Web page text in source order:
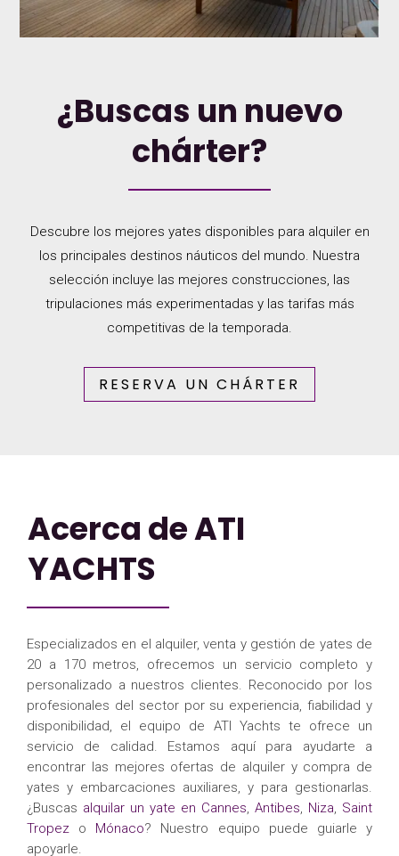
¿Buscas un nuevo
chárter?
Descubre los mejores yates disponibles para alquiler en
los principales destinos náuticos del mundo. Nuestra
selección incluye las mejores construcciones, las
tripulaciones más experimentadas y las tarifas más
competitivas de la temporada.
RESERVA UN CHÁRTER
Acerca de ATI
YACHTS
Especializados en el alquiler, venta y gestión de yates de
20 a 170 metros, ofrecemos un servicio completo y
personalizado a nuestros clientes. Reconocido por los
profesionales del sector por su experiencia, fiabilidad y
disponibilidad, el equipo de ATI Yachts te ofrece un
servicio de calidad. Estamos aquí para ayudarte a
encontrar las mejores ofertas de alquiler y compra de
yates y embarcaciones auxiliares, y para gestionarlas.
¿Buscas alquilar un yate en Cannes, Antibes, Niza, Saint
Tropez o Mónaco? Nuestro equipo puede guiarle y
apoyarle.